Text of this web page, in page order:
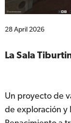
28 April 2026
La Sala
Un proyecto de
de exploración y